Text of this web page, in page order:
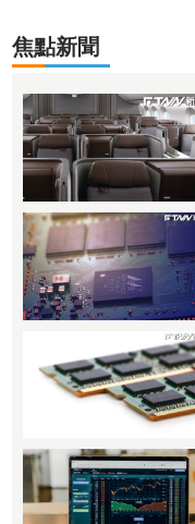
焦點新聞